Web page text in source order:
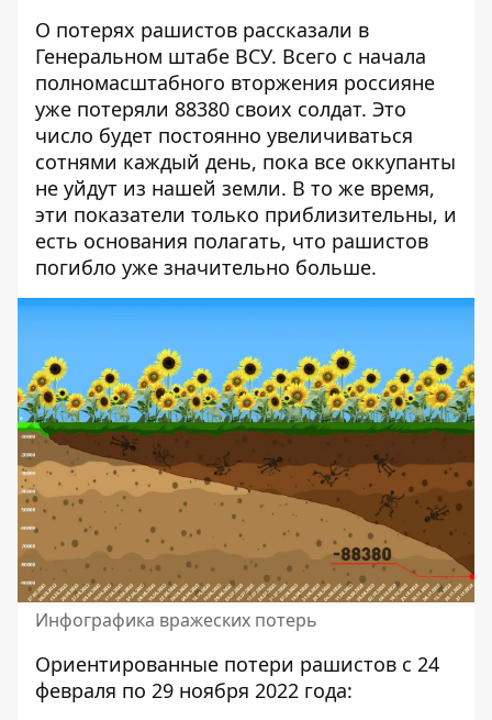
О потерях рашистов рассказали в
Генеральном штабе ВСУ. Всего с начала
полномасштабного вторжения россияне
уже потеряли 88380 своих солдат. Это
число будет постоянно увеличиваться
сотнями каждый день, пока все оккупанты
не уйдут из нашей земли. В то же время,
эти показатели только приблизительны, и
есть основания полагать, что рашистов
погибло уже значительно больше.
Инфографика вражеских потерь
Ориентированные потери рашистов с 24
февраля по 29 ноября 2022 года: